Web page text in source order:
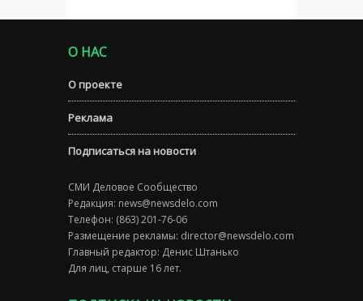
О НАС
О проекте
Реклама
Подписаться на новости
СМИ Деловое Сообщество
Редакция: news@newsdelo.com
Телефон: (863) 201-76-06
Размещение рекламы: director@newsdelo.com
Главный редактор: Денис Штанько
Для лиц, старше 16 лет.